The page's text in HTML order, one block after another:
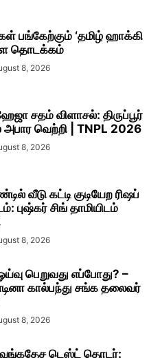
பங்கேற்கும் ‘தமிழ் ஹாக்கி
தொடக்கம்
8, 2026
சதம் விளாசல்: திருப்பூர்
வெற்றி | TNPL 2026
8, 2026
வீடு கட்டி குடியேற ரிஷப்
புஷ்கர் சிங் தாமியிடம்
8, 2026
பெறுவது எப்போது? –
கால்பந்து சங்க தலைவர்
8, 2026
டெஸ்ட் தொடர்: